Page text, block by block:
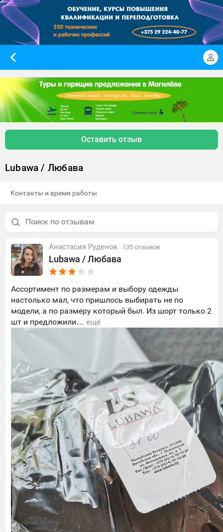
Оставить отзыв
Lubawa / Любава
Контакты и время работы
Анастасия Руденок · 135 отзывов
Lubawa / Любава
Ассортимент по размерам и выбору одежды
настолько мал, что пришлось выбирать не по
модели, а по размеру который был. Из шорт только 2
шт и предложили… ещё